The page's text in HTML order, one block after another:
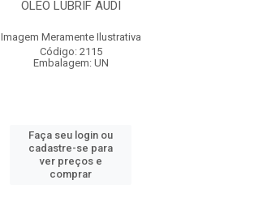
OLEO LUBRIF AUDI
Imagem Meramente Ilustrativa
Código: 2115
Embalagem: UN
Faça seu login ou
cadastre-se para
ver preços e
comprar